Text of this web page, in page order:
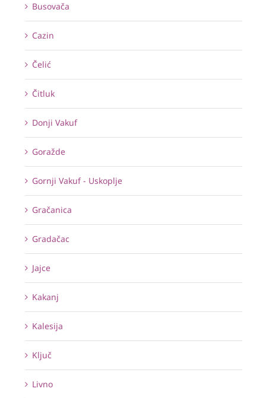
Busovača
Cazin
Čelić
Čitluk
Donji Vakuf
Goražde
Gornji Vakuf - Uskoplje
Gračanica
Gradačac
Jajce
Kakanj
Kalesija
Ključ
Livno